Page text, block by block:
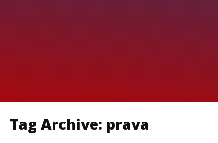
Tag Archive: prava